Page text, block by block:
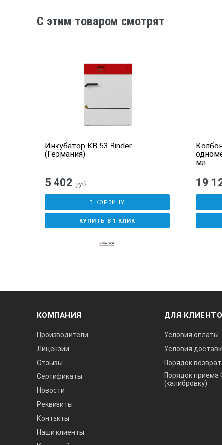
Открытая часть ванны / глубина, мм
Масса, кг
C этим товаром смотрят
Инкубатор KB 53 Binder
(Германия)
5 402 руб.
В КОРЗИНУ
КУПИТЬ В 1 КЛИК
мл
19
КОМПАНИЯ
Производители
Лицензии
Отзывы
Сертификаты
Новости
Реквизиты
Контакты
Наши клиенты
ДЛЯ
Условия оплаты
Условия
Порядок
Порядок приема
(калибровку)